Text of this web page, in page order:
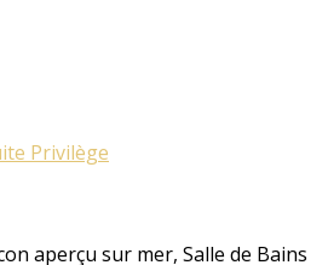
aperçu sur mer, Salle de Bains